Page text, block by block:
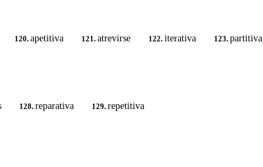
120.apetitiva 121.atrevirse 122.iterativa 123.partitiva
128.reparativa 129.repetitiva